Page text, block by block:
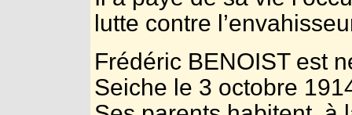
lutte contre
Frédéric BENOIST est
Seiche le 3 octobre